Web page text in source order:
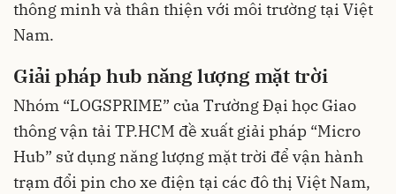
thông minh và thân thiện với môi trường tại Việt
Nam.
Giải pháp hub năng lượng mặt trời
Nhóm “LOGSPRIME” của Trường Đại học Giao
thông vận tải TP.HCM đề xuất giải pháp “Micro
Hub” sử dụng năng lượng mặt trời để vận hành
trạm đổi pin cho xe điện tại các đô thị Việt Nam,